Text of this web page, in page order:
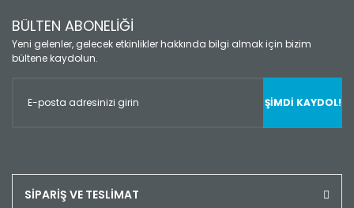
BÜLTEN ABONELİĞİ
Yeni gelenler, gelecek etkinlikler hakkında bilgi almak için bizim
bültene kaydolun.
ŞİMDİ KAYDOL!
SİPARİŞ VE TESLİMAT